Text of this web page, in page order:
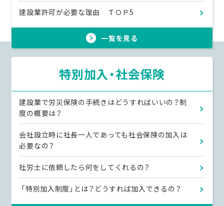
建設業許可が必要な理由 ＴＯＰ5
一覧を見る
特別加入・社会保険
建設業で労災保険の手続きはどうすればいいの？制
度の概要は？
会社設立時に社長一人であっても社会保険の加入は
必要なの？
社労士に依頼したら何をしてくれるの？
「特別加入制度」とは？どうすれば加入できるの？